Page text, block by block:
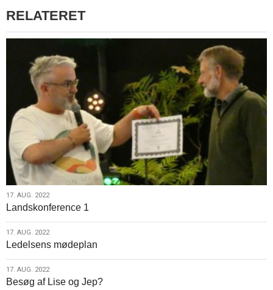
RELATERET
17.
aug.
2022
17. AUG. 2022
Landskonference 1
17.
aug.
2022
17. AUG. 2022
Ledelsens mødeplan
17.
aug.
17. AUG. 2022
Besøg af Lise og Jep?